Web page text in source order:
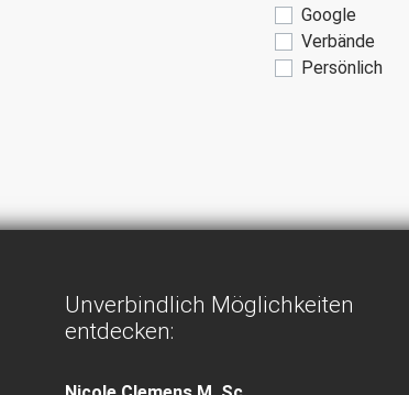
Google
Verbände
Persönlich
Unverbindlich Möglichkeiten
entdecken: